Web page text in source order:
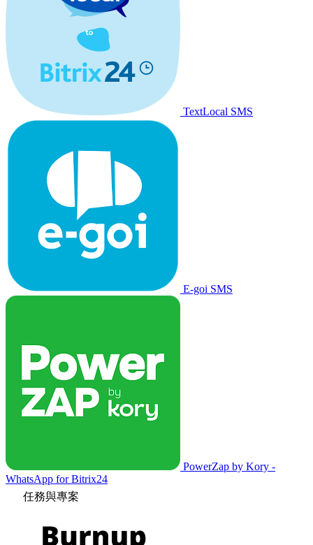
TextLocal SMS
E-goi SMS
PowerZap by Kory -
WhatsApp for Bitrix24
任務與專案